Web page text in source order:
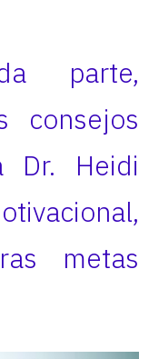
parte,
consejos
Dr. Heidi
metas